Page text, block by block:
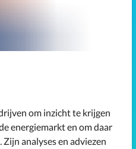
om inzicht te krijgen
energiemarkt en om daar
analyses en adviezen